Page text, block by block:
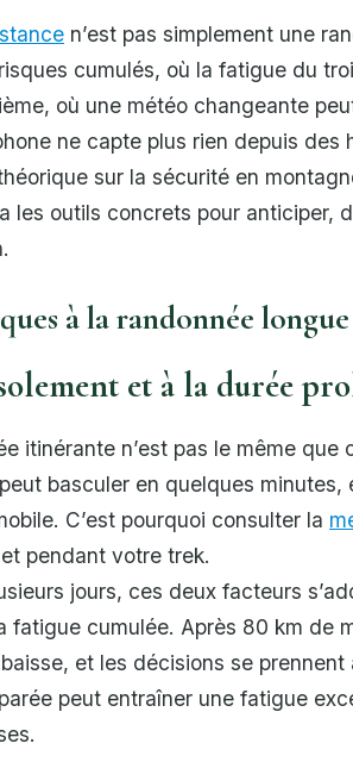
n’est pas simplement une
cumulés, où la fatigue du
où une météo changeante
ne capte plus rien depuis des
sur la sécurité en
les outils concrets pour anticiper,
à la randonnée
et à la durée
itinérante n’est pas le même que
basculer en quelques minutes,
C’est pourquoi consulter la
pendant votre trek.
jours, ces deux facteurs
fatigue cumulée. Après 80 km de
et les décisions se
peut entraîner une fatigue